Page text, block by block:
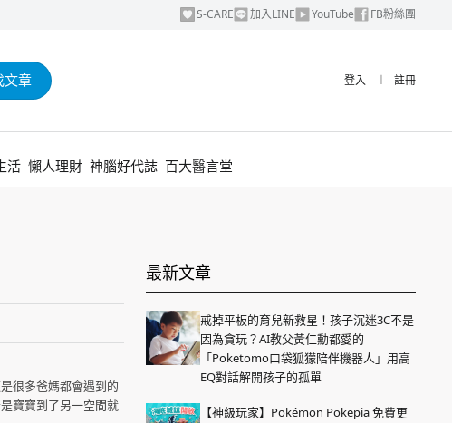
S-CARE 加入LINE YouTube FB粉絲團
登入 ︱ 註冊
文章
活 懶人理財 神腦好代誌 百大醫言堂
是很多爸媽都會遇到的
寶寶到了另一空間就
最新文章
戒掉平板的育兒新救星！孩子沉迷3C不是
因為貪玩？AI教父黃仁勳都愛的
「Poketomo口袋狐獴陪伴機器人」用高
EQ對話解開孩子的孤單
【神級玩家】Pokémon Pokepia 免費更